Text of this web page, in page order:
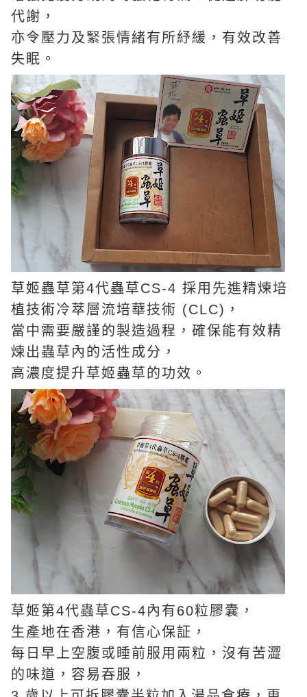
代謝，
亦令壓力及緊張情緒有所紓緩，有效改善
失眠。
草姬蟲草第4代蟲草CS-4 採用先進精煉培
植技術冷萃層流培華技術 (CLC)，
當中需要嚴謹的製造過程，確保能有效精
煉出蟲草內的活性成分，
高濃度提升草姬蟲草的功效。
草姬第4代蟲草CS-4內有60粒膠囊，
生產地在香港，有信心保証，
每日早上空腹或睡前服用兩粒，沒有苦澀
的味道，容易吞服，